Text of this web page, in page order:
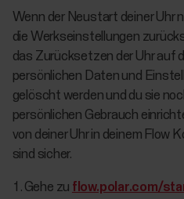
Wenn der Neustart deiner Uhr
die Werkseinstellungen
das Zurücksetzen der Uhr auf
persönlichen Daten und
gelöscht werden und du sie
persönlichen Gebrauch
von deiner Uhr in deinem Flow
sind sicher.
Gehe zu flow.polar.com/